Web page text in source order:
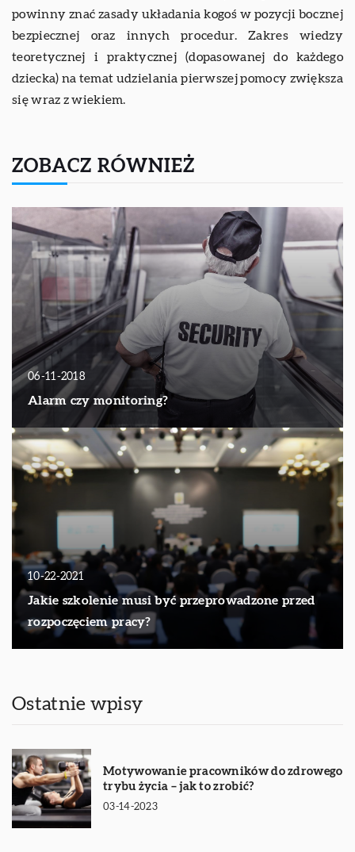
powinny znać zasady układania kogoś w pozycji bocznej
bezpiecznej oraz innych procedur. Zakres wiedzy
teoretycznej i praktycznej (dopasowanej do każdego
dziecka) na temat udzielania pierwszej pomocy zwiększa
się wraz z wiekiem.
ZOBACZ RÓWNIEŻ
06-11-2018
Alarm czy monitoring?
10-22-2021
Jakie szkolenie musi być przeprowadzone przed
rozpoczęciem pracy?
Ostatnie wpisy
Motywowanie pracowników do zdrowego
trybu życia – jak to zrobić?
03-14-2023